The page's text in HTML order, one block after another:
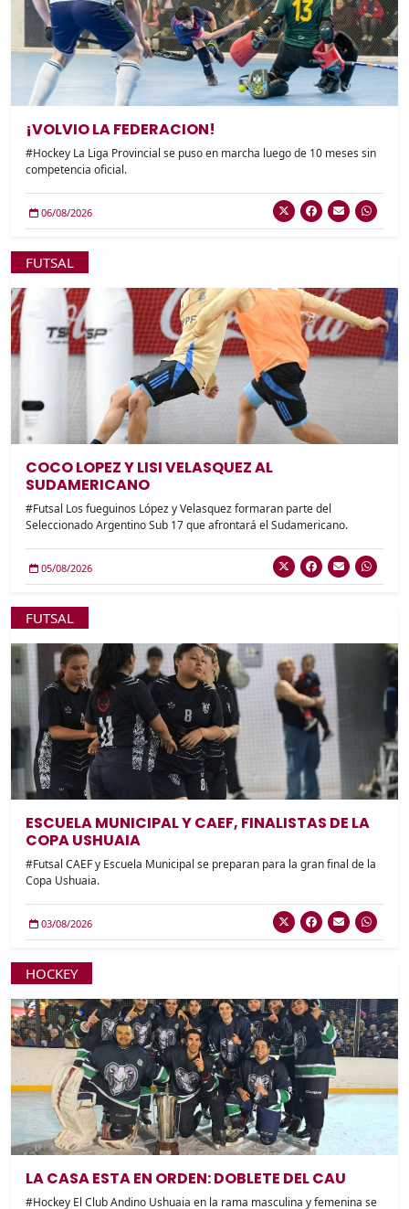
¡VOLVIO LA FEDERACION!
#Hockey La Liga Provincial se puso en marcha luego de 10 meses sin
competencia oficial.
06/08/2026
FUTSAL
COCO LOPEZ Y LISI VELASQUEZ AL
SUDAMERICANO
#Futsal Los fueguinos López y Velasquez formaran parte del
Seleccionado Argentino Sub 17 que afrontará el Sudamericano.
05/08/2026
FUTSAL
ESCUELA MUNICIPAL Y CAEF, FINALISTAS DE LA
COPA USHUAIA
#Futsal CAEF y Escuela Municipal se preparan para la gran final de la
Copa Ushuaia.
03/08/2026
HOCKEY
LA CASA ESTA EN ORDEN: DOBLETE DEL CAU
#Hockey El Club Andino Ushuaia en la rama masculina y femenina se